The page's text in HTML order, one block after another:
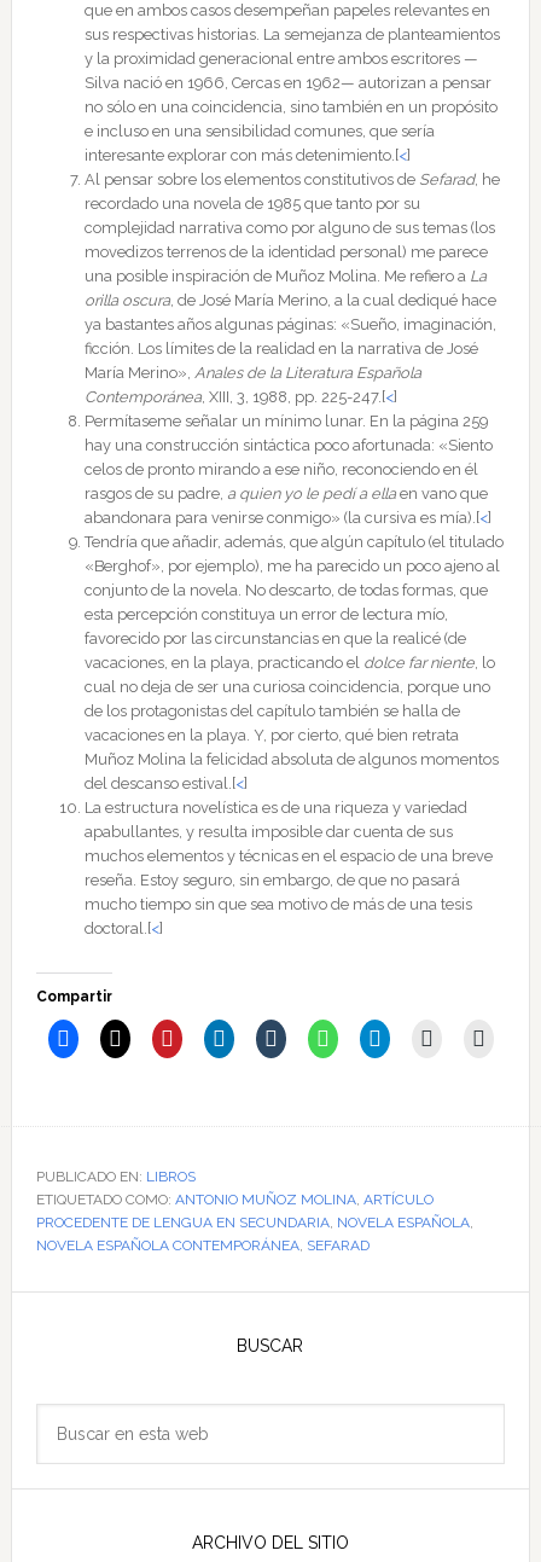
que en ambos casos desempeñan papeles relevantes en
sus respectivas historias. La semejanza de planteamientos
y la proximidad generacional entre ambos escritores —
Silva nació en 1966, Cercas en 1962— autorizan a pensar
no sólo en una coincidencia, sino también en un propósito
e incluso en una sensibilidad comunes, que sería
interesante explorar con más detenimiento. [<]
Al pensar sobre los elementos constitutivos de Sefarad, he
recordado una novela de 1985 que tanto por su
complejidad narrativa como por alguno de sus temas (los
movedizos terrenos de la identidad personal) me parece
una posible inspiración de Muñoz Molina. Me refiero a La
orilla oscura, de José María Merino, a la cual dediqué hace
ya bastantes años algunas páginas: «Sueño, imaginación,
ficción. Los límites de la realidad en la narrativa de José
María Merino», Anales de la Literatura Española
Contemporánea, XIII, 3, 1988, pp. 225-247. [<]
Permítaseme señalar un mínimo lunar. En la página 259
hay una construcción sintáctica poco afortunada: «Siento
celos de pronto mirando a ese niño, reconociendo en él
rasgos de su padre, a quien yo le pedí a ellaen vano que
abandonara para venirse conmigo» (la cursiva es mía). [<]
Tendría que añadir, además, que algún capítulo (el titulado
«Berghof», por ejemplo), me ha parecido un poco ajeno al
conjunto de la novela. No descarto, de todas formas, que
esta percepción constituya un error de lectura mío,
favorecido por las circunstancias en que la realicé (de
vacaciones, en la playa, practicando el dolce far niente, lo
cual no deja de ser una curiosa coincidencia, porque uno
de los protagonistas del capítulo también se halla de
vacaciones en la playa. Y, por cierto, qué bien retrata
Muñoz Molina la felicidad absoluta de algunos momentos
del descanso estival. [<]
La estructura novelística es de una riqueza y variedad
apabullantes, y resulta imposible dar cuenta de sus
muchos elementos y técnicas en el espacio de una breve
reseña. Estoy seguro, sin embargo, de que no pasará
mucho tiempo sin que sea motivo de más de una tesis
doctoral. [<]
Compartir
PUBLICADO EN: LIBROS
ETIQUETADO COMO: ANTONIO MUÑOZ MOLINA, ARTÍCULO
PROCEDENTE DE LENGUA EN SECUNDARIA, NOVELA ESPAÑOLA,
NOVELA ESPAÑOLA CONTEMPORÁNEA, SEFARAD
principal
BUSCAR
ARCHIVO DEL SITIO